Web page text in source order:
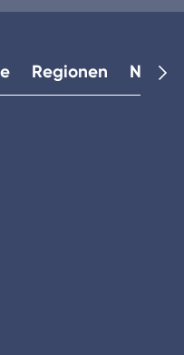
Regionen